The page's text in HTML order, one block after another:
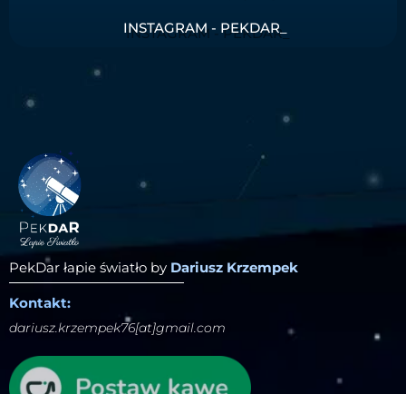
INSTAGRAM - PEKDAR_
PekDar łapie światło by Dariusz Krzempek
Kontakt:
dariusz.krzempek76[at]gmail.com